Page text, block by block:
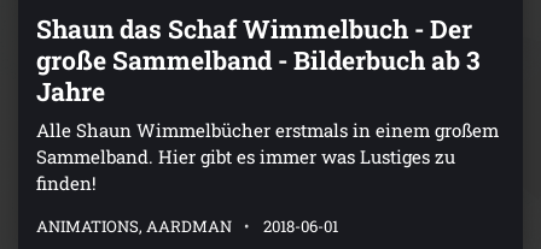
Shaun das Schaf Wimmelbuch - Der
große Sammelband - Bilderbuch ab 3
Jahre
Alle Shaun Wimmelbücher erstmals in einem großem
Sammelband. Hier gibt es immer was Lustiges zu
finden!
ANIMATIONS, AARDMAN 2018-06-01